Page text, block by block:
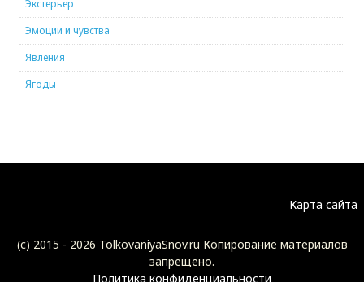
Экстерьер
Эмоции и чувства
Явления
Ягоды
Карта сайта
(c) 2015 - 2026 TolkovaniyaSnov.ru Копирование материалов
запрещено.
Политика конфиденциальности